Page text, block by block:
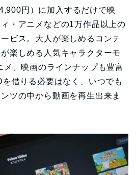
円）に加入するだけで映
・アニメなどの1万作品以上の
ビス。大人が楽しめるコンテ
楽しめる人気キャラクターモ
メ、映画のラインナップも豊富
借りる必要はなく、いつでも
ツの中から動画を再生出来ま